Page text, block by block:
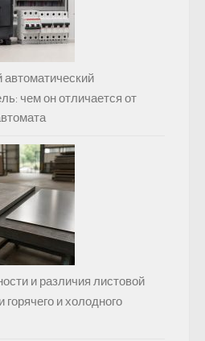
чем он отличается от
и различия листовой
горячего и холодного